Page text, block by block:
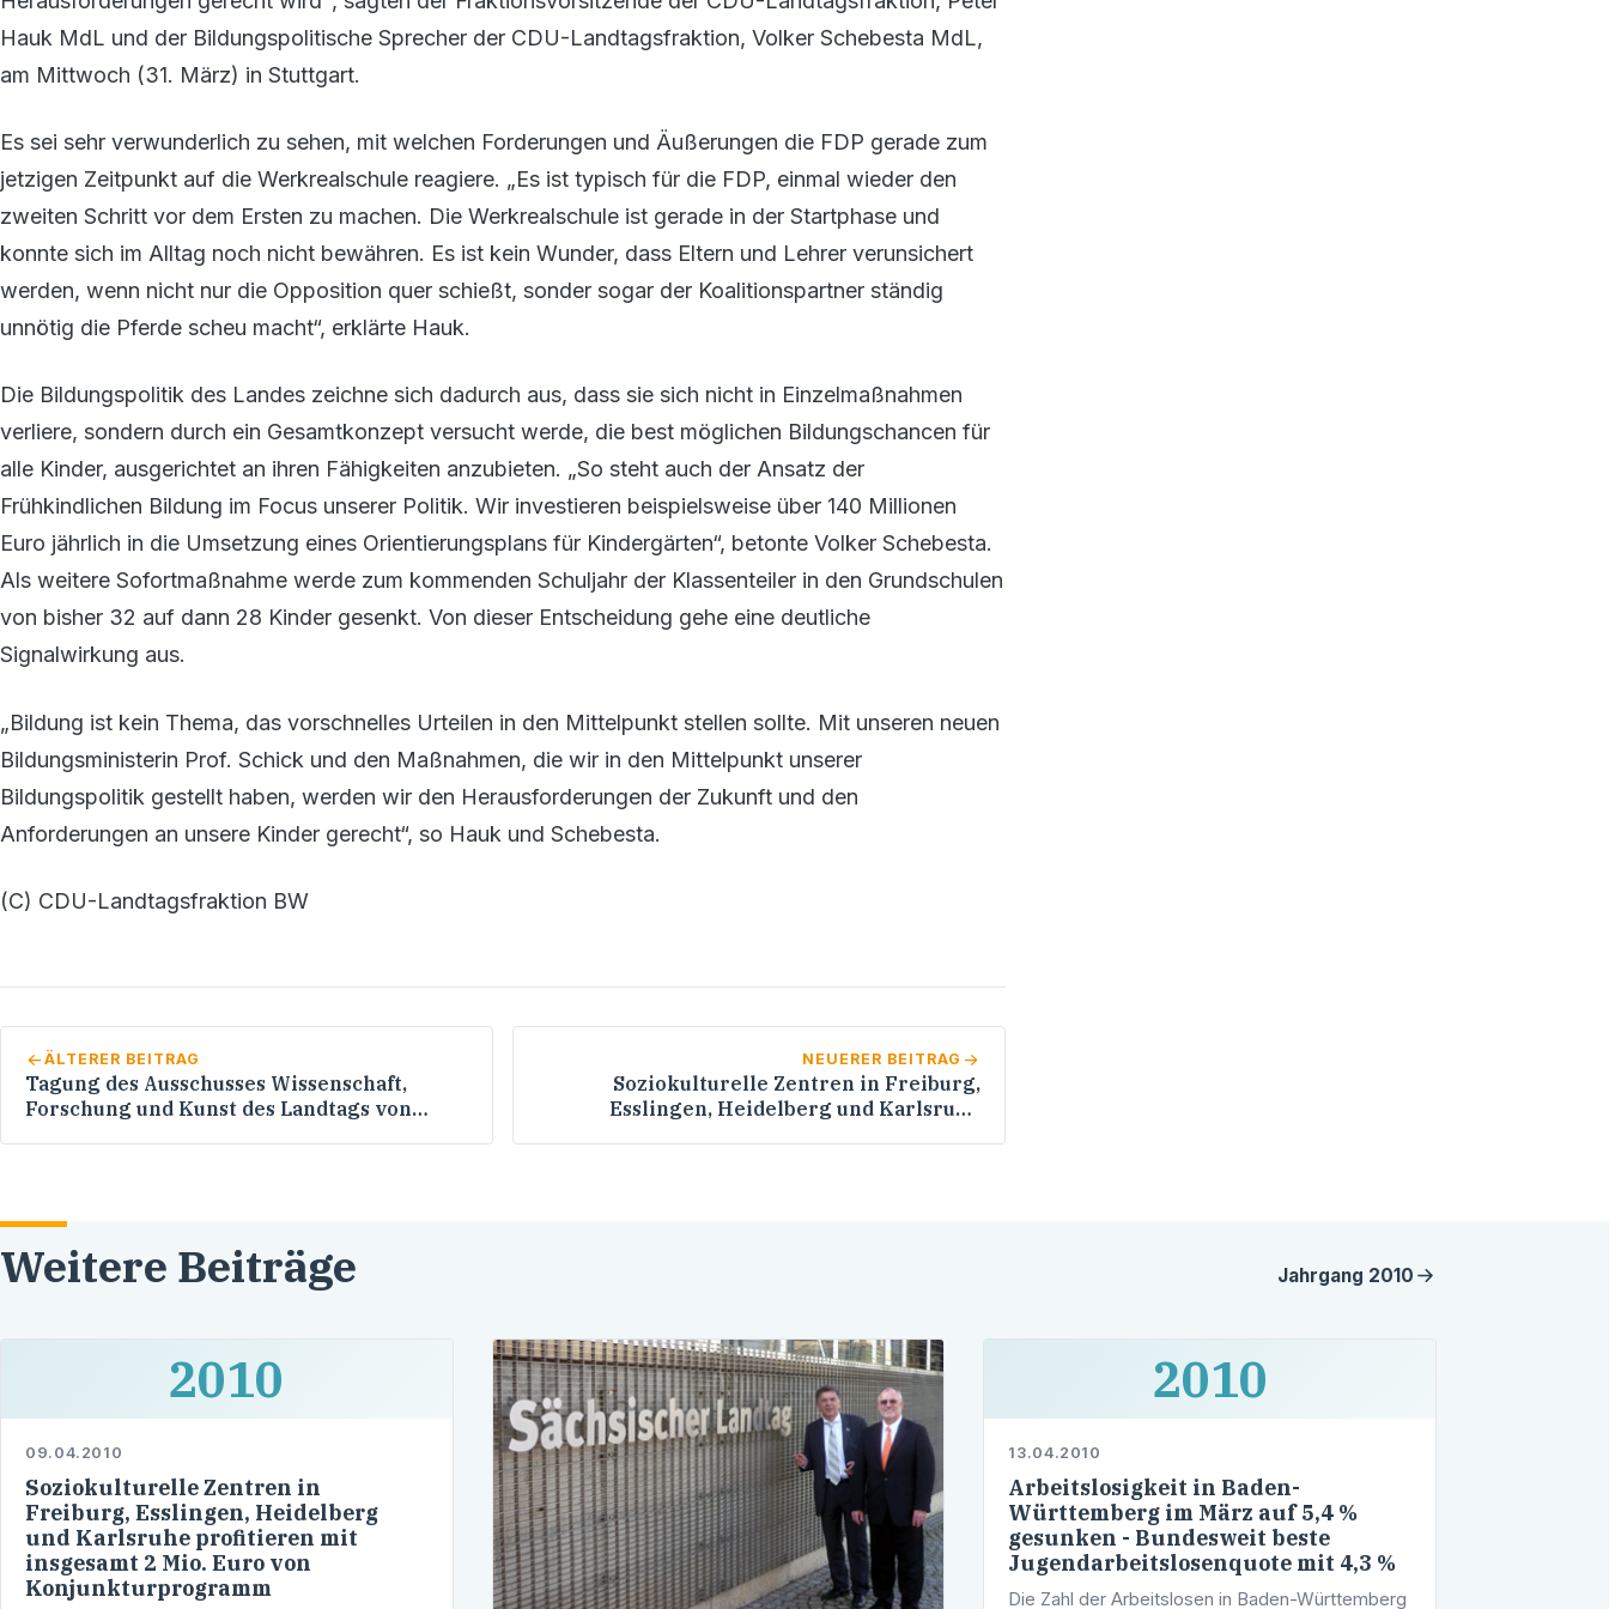
Hauk MdL und der Bildungspolitische Sprecher der CDU-Landtagsfraktion, Volker Schebesta MdL,
am Mittwoch (31. März) in Stuttgart.
Es sei sehr verwunderlich zu sehen, mit welchen Forderungen und Äußerungen die FDP gerade zum
jetzigen Zeitpunkt auf die Werkrealschule reagiere. „Es ist typisch für die FDP, einmal wieder den
zweiten Schritt vor dem Ersten zu machen. Die Werkrealschule ist gerade in der Startphase und
konnte sich im Alltag noch nicht bewähren. Es ist kein Wunder, dass Eltern und Lehrer verunsichert
werden, wenn nicht nur die Opposition quer schießt, sonder sogar der Koalitionspartner ständig
unnötig die Pferde scheu macht“, erklärte Hauk.
Die Bildungspolitik des Landes zeichne sich dadurch aus, dass sie sich nicht in Einzelmaßnahmen
verliere, sondern durch ein Gesamtkonzept versucht werde, die best möglichen Bildungschancen für
alle Kinder, ausgerichtet an ihren Fähigkeiten anzubieten. „So steht auch der Ansatz der
Frühkindlichen Bildung im Focus unserer Politik. Wir investieren beispielsweise über 140 Millionen
Euro jährlich in die Umsetzung eines Orientierungsplans für Kindergärten“, betonte Volker Schebesta.
Als weitere Sofortmaßnahme werde zum kommenden Schuljahr der Klassenteiler in den Grundschulen
von bisher 32 auf dann 28 Kinder gesenkt. Von dieser Entscheidung gehe eine deutliche
Signalwirkung aus.
„Bildung ist kein Thema, das vorschnelles Urteilen in den Mittelpunkt stellen sollte. Mit unseren neuen
Bildungsministerin Prof. Schick und den Maßnahmen, die wir in den Mittelpunkt unserer
Bildungspolitik gestellt haben, werden wir den Herausforderungen der Zukunft und den
Anforderungen an unsere Kinder gerecht“, so Hauk und Schebesta.
(C) CDU-Landtagsfraktion BW
ÄLTERER BEITRAG
Tagung des Ausschusses Wissenschaft,
Forschung und Kunst des Landtags von
NEUERER BEITRAG
Soziokulturelle Zentren in Freiburg,
Esslingen, Heidelberg und Karlsruhe
Weitere Beiträge Jahrgang 2010
2010
09.04.2010
Soziokulturelle Zentren in
Freiburg, Esslingen, Heidelberg
und Karlsruhe profitieren mit
insgesamt 2 Mio. Euro von
Konjunkturprogramm
2010
13.04.2010
Arbeitslosigkeit in Baden-
Württemberg im März auf 5,4 %
gesunken - Bundesweit beste
Jugendarbeitslosenquote mit 4,3 %
Die Zahl der Arbeitslosen in Baden-Württemberg